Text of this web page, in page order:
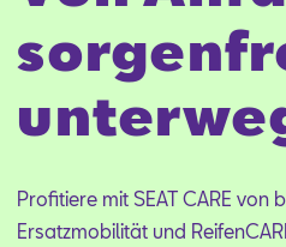
Profitiere mit SEAT CARE von
Ersatzmobilität und